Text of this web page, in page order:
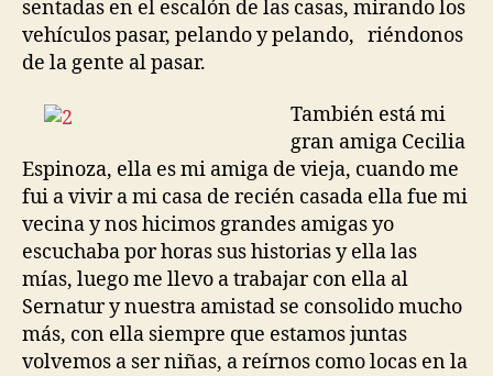
sentadas en el escalón de las casas, mirando los
vehículos pasar, pelando y pelando, riéndonos
de la gente al pasar.
También está mi
gran amiga Cecilia
Espinoza, ella es mi amiga de vieja, cuando me
fui a vivir a mi casa de recién casada ella fue mi
vecina y nos hicimos grandes amigas yo
escuchaba por horas sus historias y ella las
mías, luego me llevo a trabajar con ella al
Sernatur y nuestra amistad se consolido mucho
más, con ella siempre que estamos juntas
volvemos a ser niñas, a reírnos como locas en la